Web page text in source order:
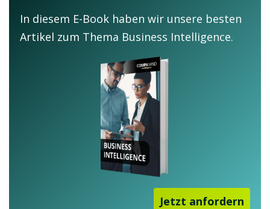
In diesem E-Book haben wir unsere besten
Artikel zum Thema Business Intelligence.
Jetzt anfordern